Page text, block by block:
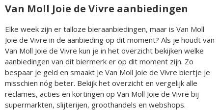
Van Moll Joie de Vivre aanbiedingen
Elke week zijn er talloze bieraanbiedingen, maar is Van Moll
Joie de Vivre in de aanbieding op dit moment? Als je houdt van
Van Moll Joie de Vivre kun je in het overzicht bekijken welke
aanbiedingen van dit biermerk er op dit moment zijn. Zo
bespaar je geld en smaakt je Van Moll Joie de Vivre biertje je
misschien nóg beter. Bekijk het overzicht en vergelijk alle
reclames, acties en kortingen op Van Moll Joie de Vivre bij
supermarkten, slijterijen, groothandels en webshops.